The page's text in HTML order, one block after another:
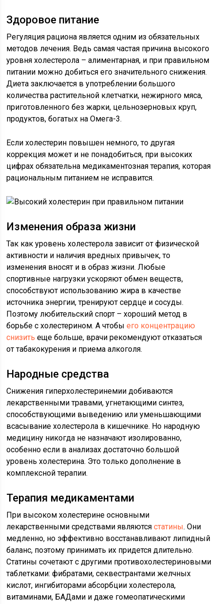
Здоровое питание
Регуляция рациона является одним из обязательных
методов лечения. Ведь самая частая причина высокого
уровня холестерола – алиментарная, и при правильном
питании можно добиться его значительного снижения.
Диета заключается в употреблении большого
количества растительной клетчатки, нежирного мяса,
приготовленного без жарки, цельнозерновых круп,
продуктов, богатых на Омега-3.
Если холестерин повышен немного, то другая
коррекция может и не понадобиться, при высоких
цифрах обязательна медикаментозная терапия, которая
рациональным питанием не исправится.
Изменения образа жизни
Так как уровень холестерола зависит от физической
активности и наличия вредных привычек, то
изменения вносят и в образ жизни. Любые
спортивные нагрузки ускоряют обмен веществ,
способствуют использованию жира в качестве
источника энергии, тренируют сердце и сосуды.
Поэтому любительский спорт – хороший метод в
борьбе с холестерином. А чтобыего концентрацию
снизить еще больше, врачи рекомендуют отказаться
от табакокурения и приема алкоголя.
Народные средства
Снижения гиперхолестеринемии добиваются
лекарственными травами, угнетающими синтез,
способствующими выведению или уменьшающими
всасывание холестерола в кишечнике. Но народную
медицину никогда не назначают изолированно,
особенно если в анализах достаточно большой
уровень холестерина. Это только дополнение в
комплексной терапии.
Терапия медикаментами
При высоком холестерине основными
лекарственными средствами являютсястатины. Они
медленно, но эффективно восстанавливают липидный
баланс, поэтому принимать их придется длительно.
Статины сочетают с другими противохолестериновыми
таблетками: фибратами, секвестрантами желчных
кислот, ингибиторами абсорбции холестерола,
витаминами, БАДами и даже гомеопатическими